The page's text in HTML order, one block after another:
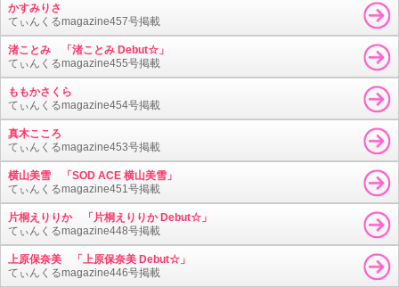
かすみりさ
てぃんくるmagazine457号掲載
渚ことみ 「渚ことみ Debut☆」
てぃんくるmagazine455号掲載
ももかさくら
てぃんくるmagazine454号掲載
真木こころ
てぃんくるmagazine453号掲載
横山美雪 「SOD ACE 横山美雪」
てぃんくるmagazine451号掲載
片桐えりりか 「片桐えりりか Debut☆」
てぃんくるmagazine448号掲載
上原保奈美 「上原保奈美 Debut☆」
てぃんくるmagazine446号掲載